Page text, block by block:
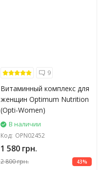
9
Витаминный комплекс для
женщин Optimum Nutrition
(Opti-Women)
В наличии
Код: OPN02452
1 580 грн.
2 800 грн. 43%